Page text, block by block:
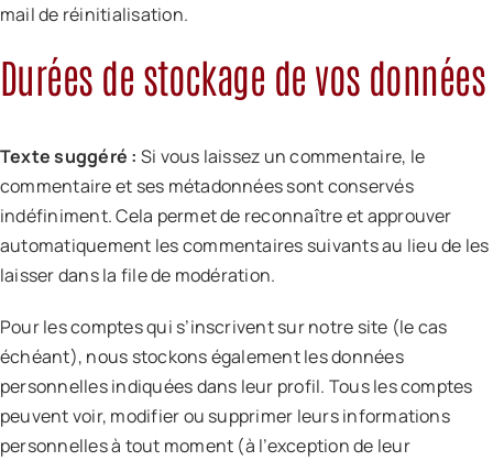
mail de réinitialisation.
Durées de stockage de vos données
Texte suggéré : Si vous laissez un commentaire, le
commentaire et ses métadonnées sont conservés
indéfiniment. Cela permet de reconnaître et approuver
automatiquement les commentaires suivants au lieu de les
laisser dans la file de modération.
Pour les comptes qui s’inscrivent sur notre site (le cas
échéant), nous stockons également les données
personnelles indiquées dans leur profil. Tous les comptes
peuvent voir, modifier ou supprimer leurs informations
personnelles à tout moment (à l’exception de leur